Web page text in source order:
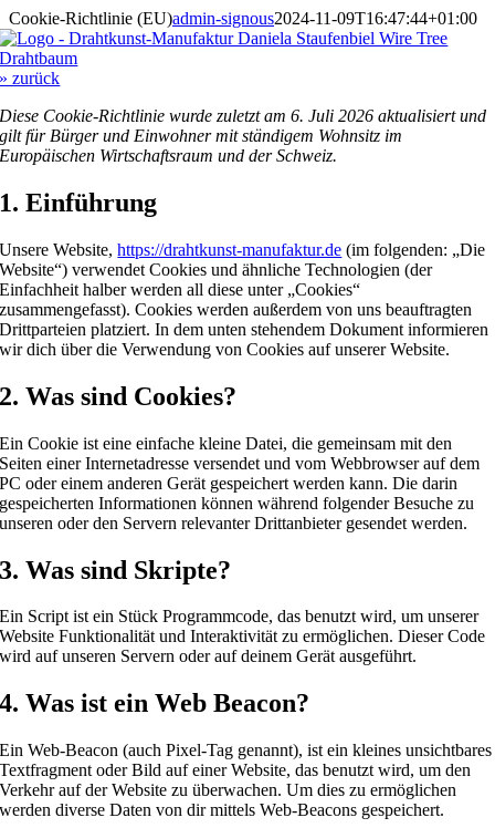
Zum
Inhalt
springen
Cookie-Richtlinie (EU)admin-signous2024-11-09T16:47:44+01:00
» zurück
Diese Cookie-Richtlinie wurde zuletzt am 6. Juli 2026 aktualisiert und
gilt für Bürger und Einwohner mit ständigem Wohnsitz im
Europäischen Wirtschaftsraum und der Schweiz.
1. Einführung
Unsere Website,https://drahtkunst-manufaktur.de (im folgenden: „Die
Website“) verwendet Cookies und ähnliche Technologien (der
Einfachheit halber werden all diese unter „Cookies“
zusammengefasst). Cookies werden außerdem von uns beauftragten
Drittparteien platziert. In dem unten stehendem Dokument informieren
wir dich über die Verwendung von Cookies auf unserer Website.
2. Was sind Cookies?
Ein Cookie ist eine einfache kleine Datei, die gemeinsam mit den
Seiten einer Internetadresse versendet und vom Webbrowser auf dem
PC oder einem anderen Gerät gespeichert werden kann. Die darin
gespeicherten Informationen können während folgender Besuche zu
unseren oder den Servern relevanter Drittanbieter gesendet werden.
3. Was sind Skripte?
Ein Script ist ein Stück Programmcode, das benutzt wird, um unserer
Website Funktionalität und Interaktivität zu ermöglichen. Dieser Code
wird auf unseren Servern oder auf deinem Gerät ausgeführt.
4. Was ist ein Web Beacon?
Ein Web-Beacon (auch Pixel-Tag genannt), ist ein kleines unsichtbares
Textfragment oder Bild auf einer Website, das benutzt wird, um den
Verkehr auf der Website zu überwachen. Um dies zu ermöglichen
werden diverse Daten von dir mittels Web-Beacons gespeichert.